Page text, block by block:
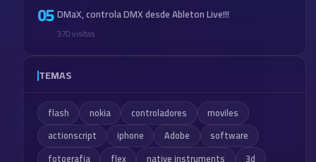
05DMaX, controla DMX desde Ableton Live!!!
370 visitas
TEMAS
flash nokia controladores
moviles
actionscript
iphone Adobe
software